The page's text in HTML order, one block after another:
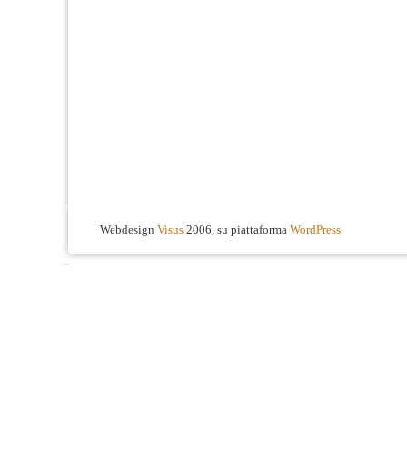
Webdesign Visus 2006, su piattaforma WordPress